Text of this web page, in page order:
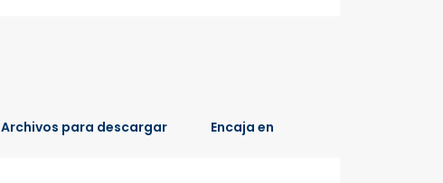
Archivos para descargar Encaja en